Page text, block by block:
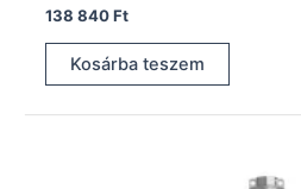
138 840Ft
Kosárba teszem